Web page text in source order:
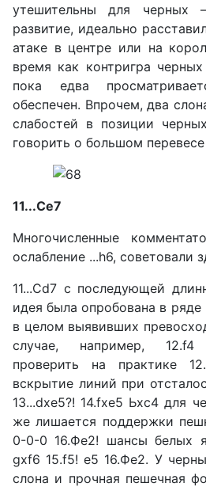
утешительны для черных
развитие, идеально
атаке в цен­тре или на
время как контригра
пока едва
обеспечен. Впрочем, два
слабо­стей в позиции
говорить о большом
11...Сe7
Многочисленные
осла­бление ...h6, советовали
11...Сd7 с последующей
идея была опробована в ряде
в целом выявив­ших
случае, например,
проверить на практике
вскрытие линий при
13...dxe5?! 14.fxe5 Ьхс4 для
же лишается поддержки
0-0-0 16.Фе2! шансы бе­лых
gxf6 15.f5! е5 16.Фе2. У
слона и прочная пешечная